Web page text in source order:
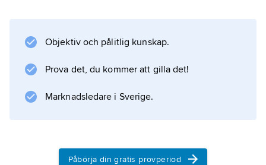
United Biscuits bildades 1948 genom en
sammanslagning av två äldre kextillverkare.
Objektiv och pålitlig kunskap.
Prova det, du kommer att gilla det!
Marknadsledare i Sverige.
Påbörja din gratis provperiod